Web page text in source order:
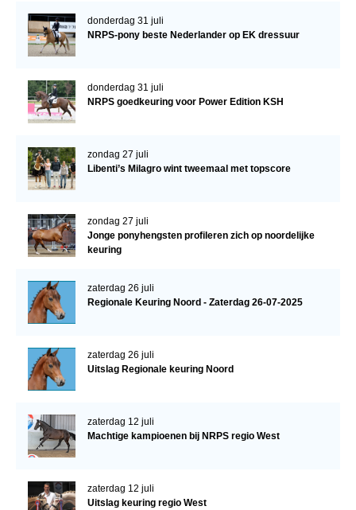
donderdag 31 juli
NRPS-pony beste Nederlander op EK dressuur
donderdag 31 juli
NRPS goedkeuring voor Power Edition KSH
zondag 27 juli
Libenti’s Milagro wint tweemaal met topscore
zondag 27 juli
Jonge ponyhengsten profileren zich op noordelijke
keuring
zaterdag 26 juli
Regionale Keuring Noord - Zaterdag 26-07-2025
zaterdag 26 juli
Uitslag Regionale keuring Noord
zaterdag 12 juli
Machtige kampioenen bij NRPS regio West
zaterdag 12 juli
Uitslag keuring regio West